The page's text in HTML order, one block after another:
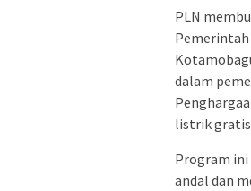
PLN
Pemerintah
dalam
listrik gratis
Program ini
andal dan